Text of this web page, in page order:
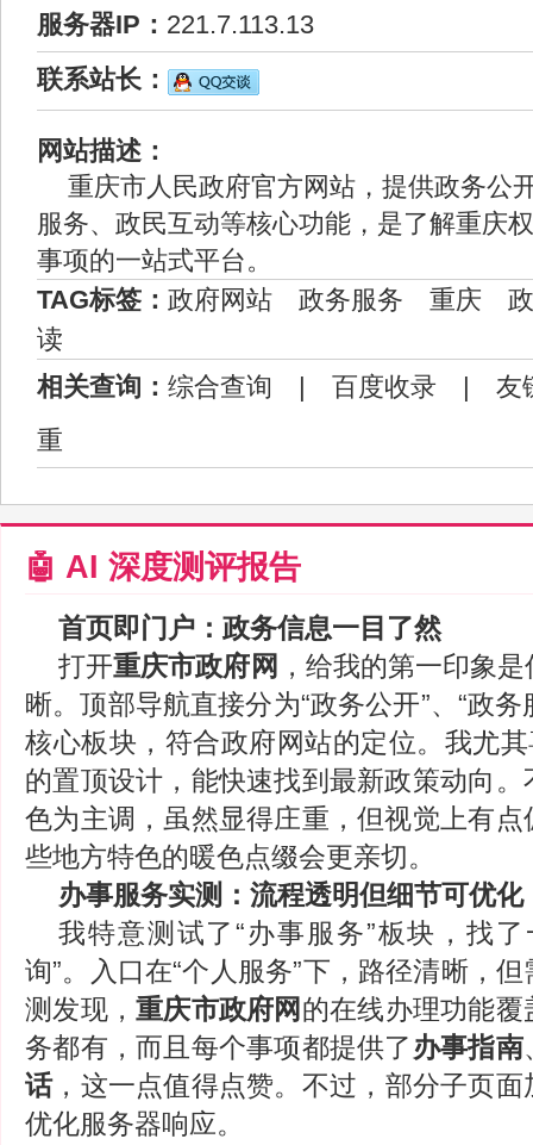
服务器IP： 221.7.113.13
联系站长：
网站描述：
重庆市人民政府官方网站，提供政务公
服务、政民互动等核心功能，是了解重庆
事项的一站式平台。
TAG标签： 政府网站 政务服务 重庆
读
相关查询： 综合查询 | 百度收录 | 友
重
🤖 AI 深度测评报告
首页即门户：政务信息一目了然
打开重庆市政府网 ，给我的第一印象
晰。顶部导航直接分为“政务公开”、“政务
核心板块，符合政府网站的定位。我尤其
的置顶设计，能快速找到最新政策动向
色为主调，虽然显得庄重，但视觉上有
些地方特色的暖色点缀会更亲切。
办事服务实测：流程透明但细节可优化
我特意测试了“办事服务”板块，找
询”。入口在“个人服务”下，路径清晰，
测发现，重庆市政府网 的在线办理功能
务都有，而且每个事项都提供了 办事指南
话，这一点值得点赞。不过，部分子页
优化服务器响应。